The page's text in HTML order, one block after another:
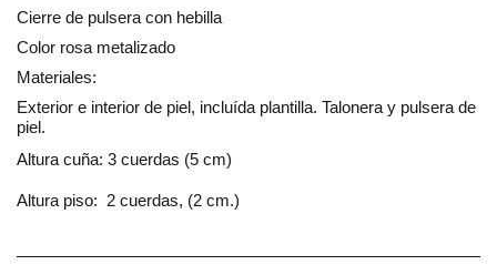
Cierre de pulsera con hebilla
Color rosa metalizado
Materiales:
Exterior e interior de piel, incluída plantilla. Talonera y pulsera de
piel.
Altura cuña: 3 cuerdas (5 cm)
Altura piso: 2 cuerdas, (2 cm.)